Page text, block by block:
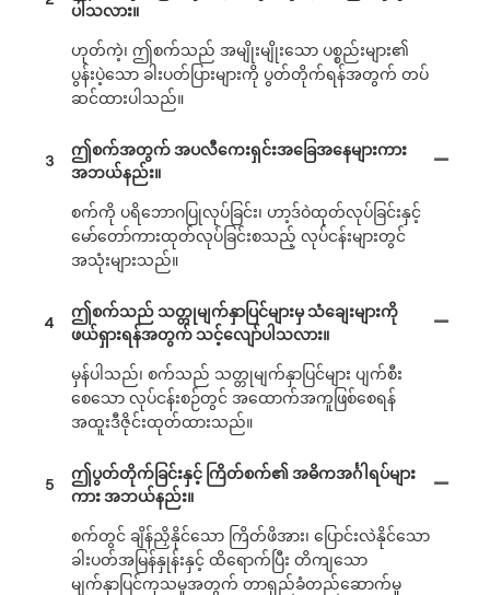
ပါသလား။
ဟုတ်ကဲ့၊ ဤစက်သည် အမျိုးမျိုးသော ပစ္စည်းများ၏
ပွန်းပဲ့သော ခါးပတ်ပြားများကို ပွတ်တိုက်ရန်အတွက် တပ်
ဆင်ထားပါသည်။
3
ဤစက်အတွက် အပလီကေးရှင်းအခြေအနေများကား
အဘယ်နည်း။
စက်ကို ပရိဘောဂပြုလုပ်ခြင်း၊ ဟာ့ဒ်ဝဲထုတ်လုပ်ခြင်းနှင့်
မော်တော်ကားထုတ်လုပ်ခြင်းစသည့် လုပ်ငန်းများတွင်
အသုံးများသည်။
4
ဤစက်သည် သတ္တုမျက်နှာပြင်များမှ သံချေးများကို
ဖယ်ရှားရန်အတွက် သင့်လျော်ပါသလား။
မှန်ပါသည်၊ စက်သည် သတ္တုမျက်နှာပြင်များ ပျက်စီး
စေသော လုပ်ငန်းစဉ်တွင် အထောက်အကူဖြစ်စေရန်
အထူးဒီဇိုင်းထုတ်ထားသည်။
5
ဤပွတ်တိုက်ခြင်းနှင့် ကြိတ်စက်၏ အဓိကအင်္ဂါရပ်များ
ကား အဘယ်နည်း။
စက်တွင် ချိန်ညှိနိုင်သော ကြိတ်ဖိအား၊ ပြောင်းလဲနိုင်သော
ခါးပတ်အမြန်နှုန်းနှင့် ထိရောက်ပြီး တိကျသော
မျက်နှာပြင်ကုသမှုအတွက် တာရှည်ခံတည်ဆောက်မှု